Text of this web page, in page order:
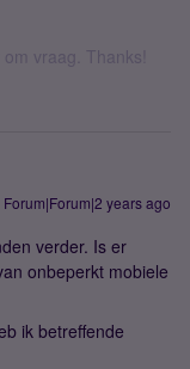
vraag. Thanks!
Forum|Forum|2 years ago
verder. Is er
onbeperkt mobiele
ik betreffende